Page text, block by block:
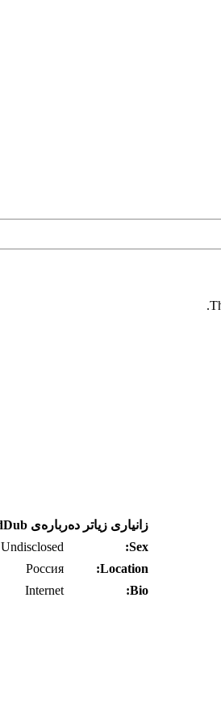
زانیاری زیاتر ده‌رباره‌ی fupadDub
Sex:
Undisclosed
Location:
Россия
Bio:
Internet